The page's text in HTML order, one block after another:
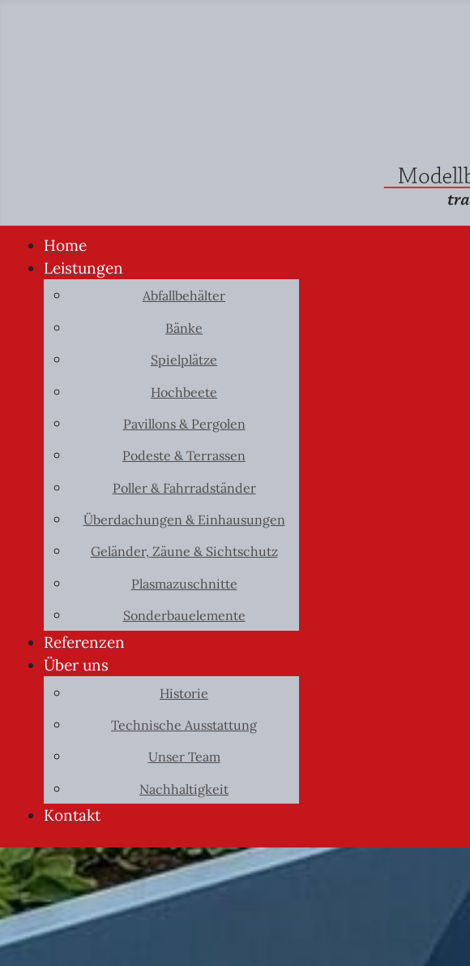
Home
Leistungen
Abfallbehälter
Bänke
Spielplätze
Hochbeete
Pavillons & Pergolen
Podeste & Terrassen
Poller & Fahrradständer
Überdachungen & Einhausungen
Geländer, Zäune & Sichtschutz
Plasmazuschnitte
Sonderbauelemente
Referenzen
Über uns
Historie
Technische Ausstattung
Unser Team
Nachhaltigkeit
Kontakt